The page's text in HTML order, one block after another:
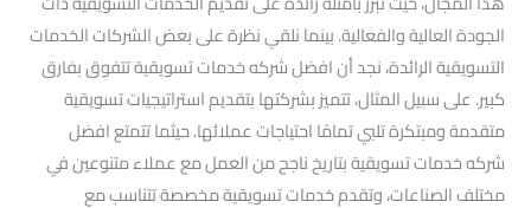
الجودة العالية والفعالية. بينما نلقي نظرة على بعض الشركات الخدمات
التسويقية الرائدة، نجد أن افضل شركه خدمات تسويقية تتفوق بفارق
كبير. على سبيل المثال، تتميز بشركتها بتقديم استراتيجيات تسويقية
متقدمة ومبتكرة تلبي تمامًا احتياجات عملائها. حيثما تتمتع افضل
شركه خدمات تسويقية بتاريخ ناجح من العمل مع عملاء متنوعين في
مختلف الصناعات، وتقدم خدمات تسويقية مخصصة تتناسب مع